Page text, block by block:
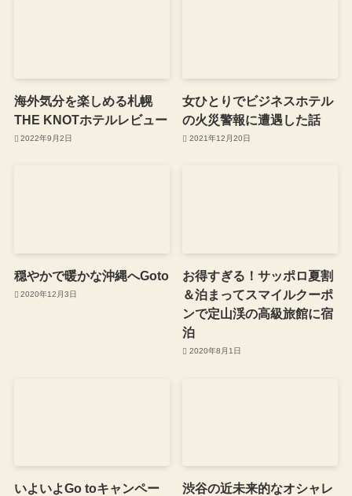
海外気分を楽しめる札幌
THE KNOTホテルレビュー
2022年9月2日
女ひとりでビジネスホテル
の火災警報に遭遇した話
2021年12月20日
穏やかで暖かな沖縄へGoto
2020年12月3日
お得すぎる！サッポロ夏割
＆泊まってスマイルクーポ
ンで定山渓の高級旅館に宿
泊
2020年8月1日
いよいよGo toキャンペー
渋谷の近未来的なオシャレ